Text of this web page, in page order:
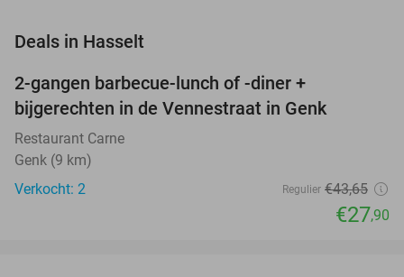
Deals in Hasselt
NEW
TODAY
2-gangen barbecue-lunch of -diner +
bijgerechten in de Vennestraat in Genk
Restaurant Carne
Genk (9 km)
Verkocht: 2
Regulier €43,65
€27,90